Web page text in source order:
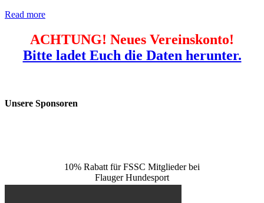
Read more
ACHTUNG! Neues Vereinskonto!
Bitte ladet Euch die Daten herunter.
Unsere Sponsoren
10% Rabatt für FSSC Mitglieder bei
Flauger Hundesport